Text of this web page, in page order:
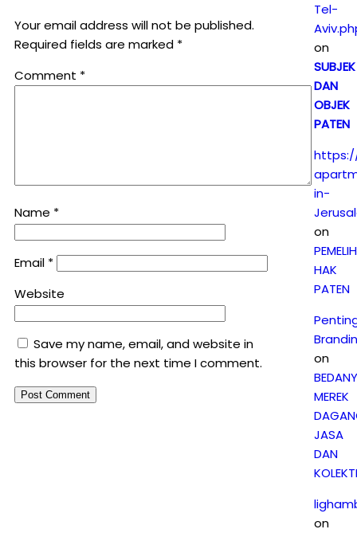
Your email address will not be published.
Required fields are marked *
Comment *
Name *
Email *
Website
Save my name, email, and website in
this browser for the next time I comment.
Tel-
on
SUBJEK
DAN
OBJEK
PATEN
in-
on
HAK
PATEN
on
MEREK
JASA
DAN
on